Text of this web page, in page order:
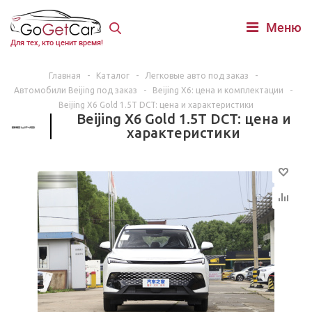
Для тех, кто ценит время!
Меню
Главная - Каталог - Легковые авто под заказ
-
Автомобили Beijing под заказ
- Beijing X6: цена и комплектации
-
Beijing X6 Gold 1.5T DCT: цена и характеристики
Beijing X6 Gold 1.5T DCT: цена и
характеристики